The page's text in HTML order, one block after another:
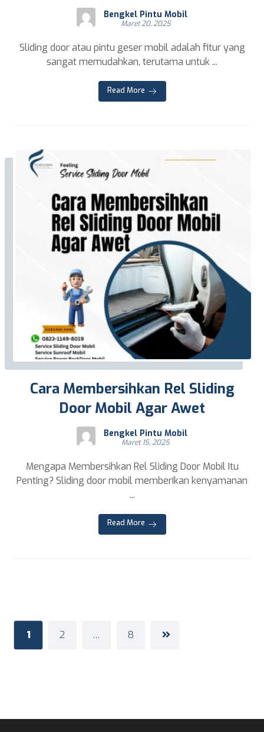
Bengkel Pintu Mobil
Maret 20, 2025
Sliding door atau pintu geser mobil adalah fitur yang
sangat memudahkan, terutama untuk ...
Read More
Cara Membersihkan Rel Sliding
Door Mobil Agar Awet
Bengkel Pintu Mobil
Maret 15, 2025
Mengapa Membersihkan Rel Sliding Door Mobil Itu
Penting? Sliding door mobil memberikan kenyamanan
...
Read More
1 2 … 8